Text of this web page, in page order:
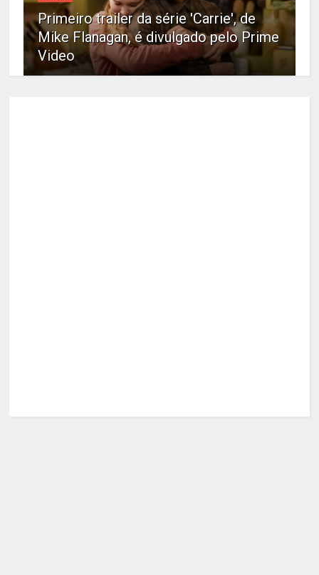
Primeiro trailer da série 'Carrie', de
Mike Flanagan, é divulgado pelo Prime
Video